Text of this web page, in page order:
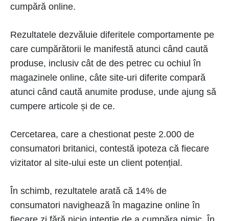
cumpără online.
Rezultatele dezvăluie diferitele comportamente pe
care cumpărătorii le manifestă atunci când caută
produse, inclusiv cât de des petrec cu ochiul în
magazinele online, câte site-uri diferite compară
atunci când caută anumite produse, unde ajung să
cumpere articole și de ce.
Cercetarea, care a chestionat peste 2.000 de
consumatori britanici, contestă ipoteza că fiecare
vizitator al site-ului este un client potențial.
În schimb, rezultatele arată că 14% de
consumatori navighează în magazine online în